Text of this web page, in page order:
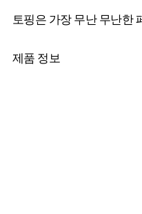
토핑은 가장 무난 무난한
제품 정보